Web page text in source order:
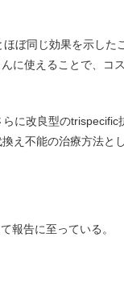
ぼ同じ効果を示した
に使えることで、コ
に改良型の
え不能の治療方法と
報告に至っている。